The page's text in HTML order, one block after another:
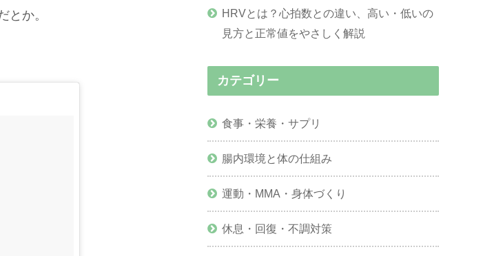
とか。
HRVとは？心拍数との違い、高い・低いの
見方と正常値をやさしく解説
カテゴリー
食事・栄養・サプリ
腸内環境と体の仕組み
運動・MMA・身体づくり
休息・回復・不調対策